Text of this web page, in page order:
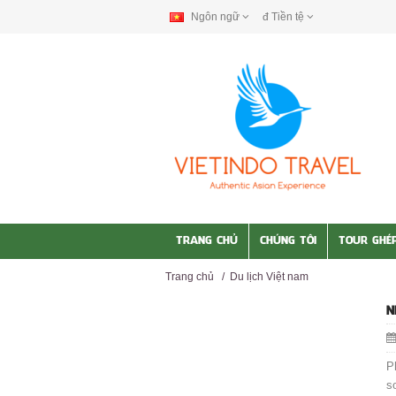
Ngôn ngữ đ Tiền tệ
TRANG CHỦ CHÚNG TÔI TOUR
Trang chủ / Du lịch Việt nam